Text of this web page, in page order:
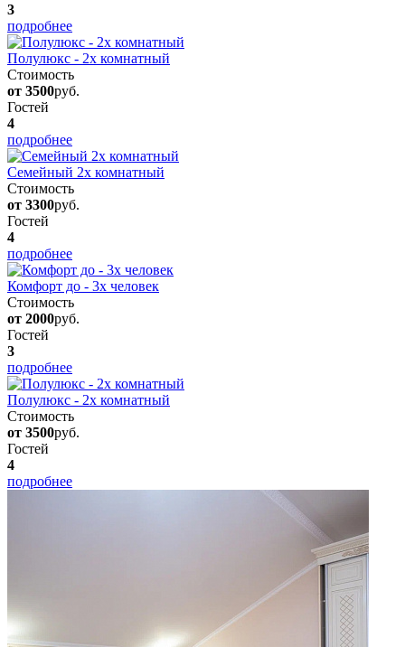
3
подробнее
Полулюкс - 2х комнатный
Стоимость
от 3500руб.
Гостей
4
подробнее
Семейный 2х комнатный
Стоимость
от 3300руб.
Гостей
4
подробнее
Комфорт до - 3х человек
Стоимость
от 2000руб.
Гостей
3
подробнее
Полулюкс - 2х комнатный
Стоимость
от 3500руб.
Гостей
4
подробнее